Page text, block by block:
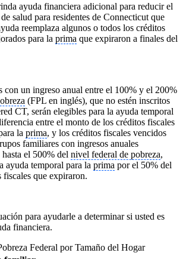
ayuda financiera adicional para reducir el
salud para residentes de Connecticut que
reemplaza algunos o todos los créditos
para la prima que expiraron a finales del
con un ingreso anual entre el 100% y el 200%
(FPL en inglés), que no estén inscritos
CT, serán elegibles para la ayuda temporal
entre el monto de los créditos fiscales
la prima, y los créditos fiscales vencidos
familiares con ingresos anuales
el 500% del nivel federal de pobreza,
ayuda temporal para la prima por el 50% del
que expiraron.
para ayudarle a determinar si usted es
financiera.
Federal por Tamaño del Hogar